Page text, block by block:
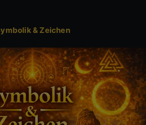
Symbolik & Zeichen